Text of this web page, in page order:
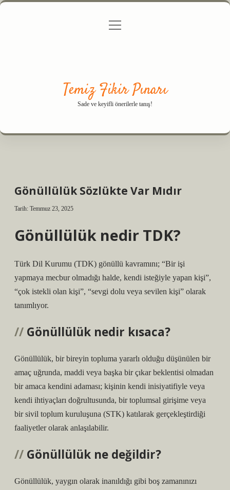
Gizlilik Politikası
menüyü
Temiz Fikir Pınarı
Sade ve keyifli önerilerle tanış!
Gönüllülük Sözlükte Var Mıdır
Tarih: Temmuz 23, 2025
Gönüllülük nedir TDK?
Türk Dil Kurumu (TDK) gönüllü kavramını; “Bir işi
yapmaya mecbur olmadığı halde, kendi isteğiyle yapan kişi”,
“çok istekli olan kişi”, “sevgi dolu veya sevilen kişi” olarak
tanımlıyor.
Gönüllülük nedir kısaca?
Gönüllülük, bir bireyin topluma yararlı olduğu düşünülen bir
amaç uğrunda, maddi veya başka bir çıkar beklentisi olmadan
bir amaca kendini adaması; kişinin kendi inisiyatifiyle veya
kendi ihtiyaçları doğrultusunda, bir toplumsal girişime veya
bir sivil toplum kuruluşuna (STK) katılarak gerçekleştirdiği
faaliyetler olarak anlaşılabilir.
Gönüllülük ne değildir?
Gönüllülük, yaygın olarak inanıldığı gibi boş zamanınızı